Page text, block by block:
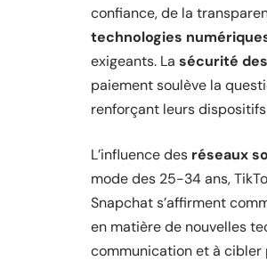
confiance, de la
technologies
exigeants. La sécurité
paiement soulève la
renforçant leurs
L’influence des réseaux
mode des 25-34 ans,
Snapchat s’affirment
en matière de nouvelles
communication et à cibler